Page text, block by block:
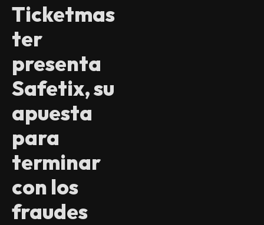
Ticketmas
ter
presenta
Safetix, su
apuesta
para
terminar
con los
fraudes